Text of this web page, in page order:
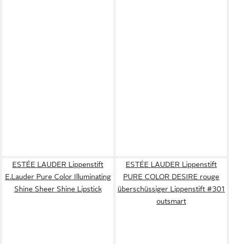
ESTÉE LAUDER Lippenstift
E.Lauder Pure Color Illuminating
Shine Sheer Shine Lipstick
ESTÉE LAUDER Lippenstift
PURE COLOR DESIRE rouge
überschüssiger Lippenstift #301
outsmart